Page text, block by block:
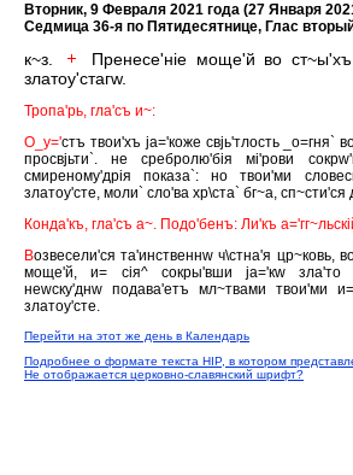
Вторник, 9 Февраля 2021 года (27 Января
Седмица 36-я по Пятидесятнице, Глас
к~з. Пренесе'нiе моще'й во
златоу'стагw.
Тропа'рь, гла'съ и~:
О_у='стъ твои'хъ jа='коже свjь'тлость _о=гня`
просвjьти`. не сребролю'бiя мi'рови
смиреному'дрiя показа`: но твои'ми
златоу'сте, моли` сло'ва хр\ста` бг~а,
Конда'къ, гла'съ а~. Подо'бенъ: Ли'къ
Возвесели'ся та'инственнw ч\стна'я цр~ковь,
моще'й, и= сiя^ сокры'вши jа='кw зла'то
неwску'днw подава'етъ мл~твами твои'ми
златоу'сте.
Перейти на этот же день в Календарь
Подробнее о формате текста HIP, в котором
Не отображается церковно-славянский шрифт?